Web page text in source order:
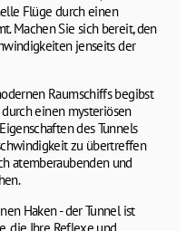
Flüge durch einen
Machen Sie sich bereit, den
jenseits der
Raumschiffs begibst
einen mysteriösen
des Tunnels
zu übertreffen
atemberaubenden und
Haken - der Tunnel ist
die Ihre Reflexe und